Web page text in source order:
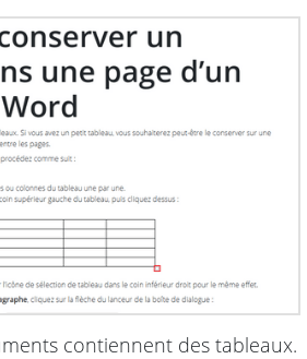
contiennent des tableaux.